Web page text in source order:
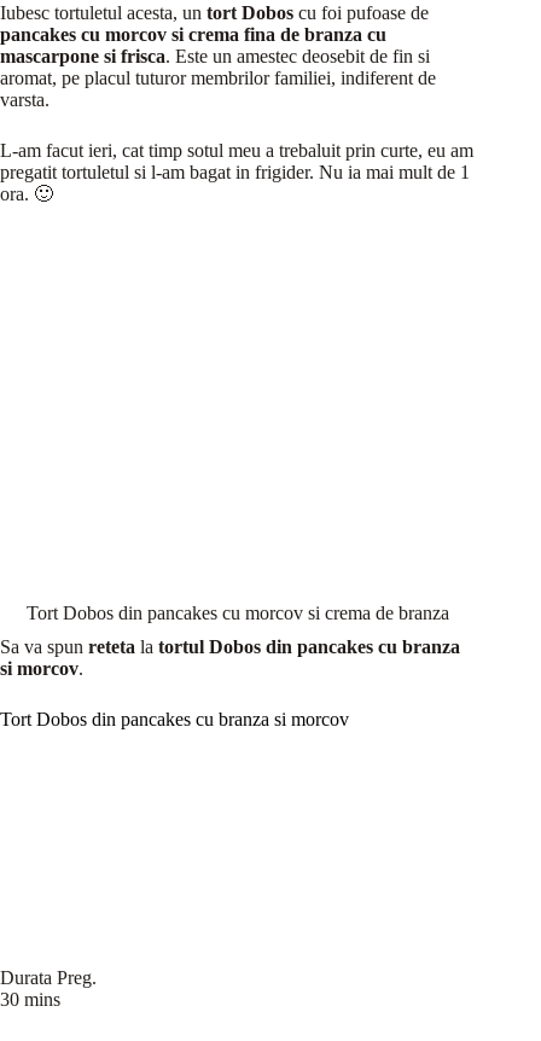
Iubesc tortuletul acesta, un tort Dobos cu foi pufoase de
pancakes cu morcov si crema fina de branza cu
mascarpone si frisca. Este un amestec deosebit de fin si
aromat, pe placul tuturor membrilor familiei, indiferent de
varsta.
L-am facut ieri, cat timp sotul meu a trebaluit prin curte, eu am
pregatit tortuletul si l-am bagat in frigider. Nu ia mai mult de 1
ora. 🙂
Tort Dobos din pancakes cu morcov si crema de branza
Sa va spun reteta la tortul Dobos din pancakes cu branza
si morcov.
Tort Dobos din pancakes cu branza si morcov
Durata Preg.
30 mins